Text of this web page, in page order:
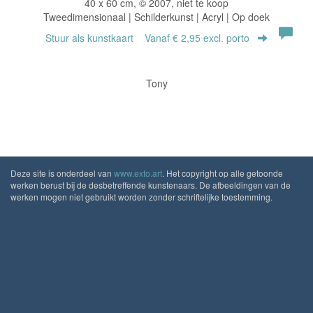
40 x 60 cm, © 2007, niet te koop
Tweedimensionaal | Schilderkunst | Acryl | Op doek
Stuur als kunstkaart Vanaf € 2,95 excl. porto
Tony
Deze site is onderdeel van www.exto.art. Het copyright op alle getoonde
werken berust bij de desbetreffende kunstenaars. De afbeeldingen van de
werken mogen niet gebruikt worden zonder schriftelijke toestemming.